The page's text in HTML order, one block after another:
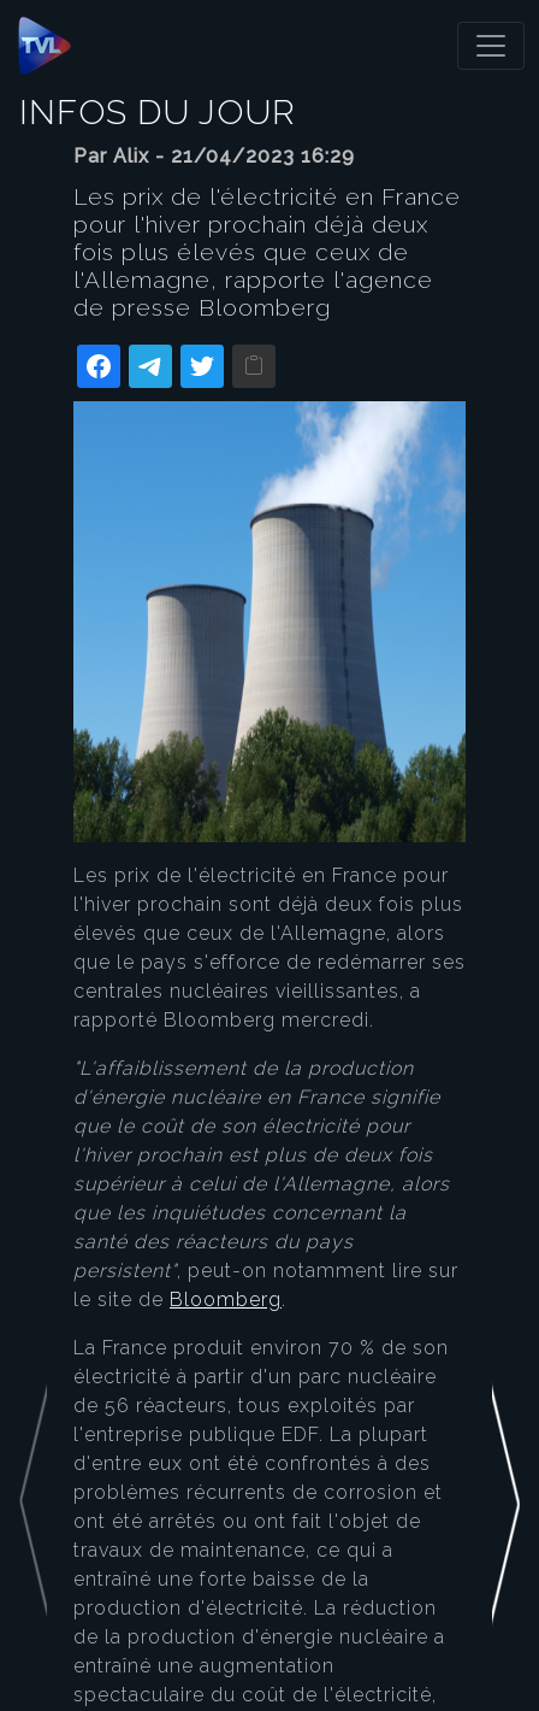
Panneau de gestion des cookies
INFOS DU JOUR
Par Alix - 21/04/2023 16:29
Les prix de l'électricité en France
pour l'hiver prochain déjà deux
fois plus élevés que ceux de
l'Allemagne, rapporte l'agence
de presse Bloomberg
Les prix de l'électricité en France pour
l'hiver prochain sont déjà deux fois plus
élevés que ceux de l'Allemagne, alors
que le pays s'efforce de redémarrer ses
centrales nucléaires vieillissantes, a
rapporté Bloomberg mercredi.
"L'affaiblissement de la production
d'énergie nucléaire en France signifie
que le coût de son électricité pour
l'hiver prochain est plus de deux fois
supérieur à celui de l'Allemagne, alors
que les inquiétudes concernant la
santé des réacteurs du pays
persistent", peut-on notamment lire sur
le site de Bloomberg.
La France produit environ 70 % de son
électricité à partir d'un parc nucléaire
de 56 réacteurs, tous exploités par
l'entreprise publique EDF. La plupart
d'entre eux ont été confrontés à des
problèmes récurrents de corrosion et
ont été arrêtés ou ont fait l'objet de
travaux de maintenance, ce qui a
entraîné une forte baisse de la
production d'électricité. La réduction
de la production d'énergie nucléaire a
entraîné une augmentation
spectaculaire du coût de l'électricité,